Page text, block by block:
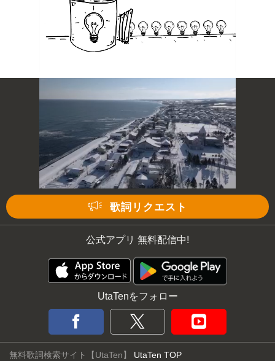
歌詞リクエスト
公式アプリ 無料配信中!
UtaTenをフォロー
無料歌詞検索サイト【UtaTen】 UtaTen TOP